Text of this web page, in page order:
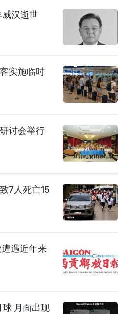
威汉逝世
实施临时
讨会举行
7人死亡15
遇近年来
球 月面出现